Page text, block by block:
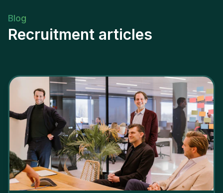
Blog
Recruitment articles